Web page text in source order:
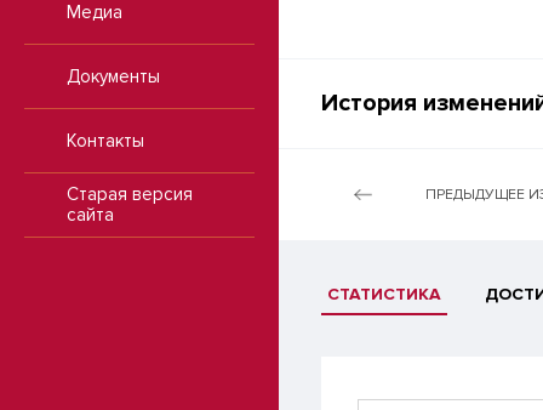
Медиа
Документы
Контакты
Старая версия
сайта
История
ПРЕДЫДУЩЕЕ
СТАТИСТИКА